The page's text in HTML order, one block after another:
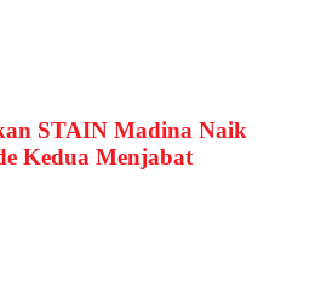
STAIN Madina Naik
Kedua Menjabat